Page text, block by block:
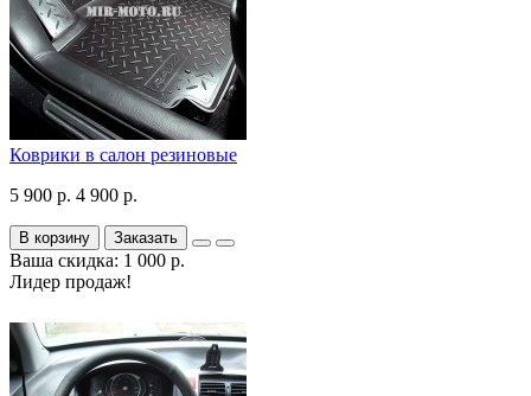
Коврики в салон резиновые
5 900 р. 4 900 р.
В корзину Заказать
Ваша скидка: 1 000 р.
Лидер продаж!